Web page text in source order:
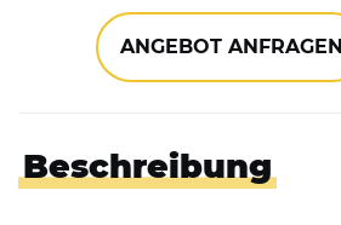
ANGEBOT ANFRAGEN
Beschreibung